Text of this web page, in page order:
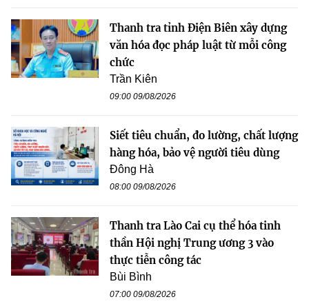
Thanh tra tỉnh Điện Biên xây dựng
văn hóa đọc pháp luật từ mỗi công
chức
Trần Kiên
09:00 09/08/2026
Siết tiêu chuẩn, đo lường, chất lượng
hàng hóa, bảo vệ người tiêu dùng
Đông Hà
08:00 09/08/2026
Thanh tra Lào Cai cụ thể hóa tinh
thần Hội nghị Trung ương 3 vào
thực tiễn công tác
Bùi Bình
07:00 09/08/2026